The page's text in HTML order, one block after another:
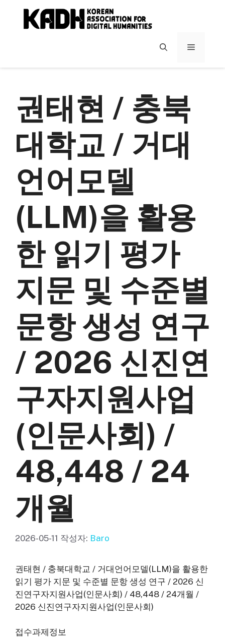
메
권태현 / 충북
대학교 / 거대
언어모델
(LLM)을 활용
한 읽기 평가
지문 및 수준별
문항 생성 연구
/ 2026 신진연
구자지원사업
(인문사회) /
48,448 / 24
개월
2026-05-11 작성자: Baro
권태현 / 충북대학교 / 거대언어모델(LLM)을 활용한
읽기 평가 지문 및 수준별 문항 생성 연구 / 2026 신
진연구자지원사업(인문사회) / 48,448 / 24개월 /
2026 신진연구자지원사업(인문사회)
접수과제정보